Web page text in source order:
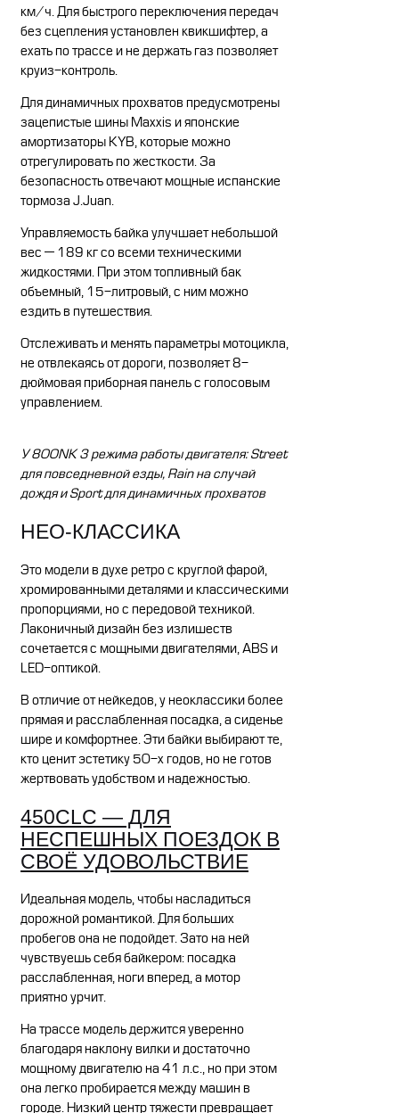
км/ч. Для быстрого переключения передач
без сцепления установлен квикшифтер, а
ехать по трассе и не держать газ позволяет
круиз-контроль.
Для динамичных прохватов предусмотрены
зацепистые шины Maxxis и японские
амортизаторы KYB, которые можно
отрегулировать по жесткости. За
безопасность отвечают мощные испанские
тормоза J.Juan.
Управляемость байка улучшает небольшой
вес — 189 кг со всеми техническими
жидкостями. При этом топливный бак
объемный, 15-литровый, с ним можно
ездить в путешествия.
Отслеживать и менять параметры мотоцикла,
не отвлекаясь от дороги, позволяет 8-
дюймовая приборная панель с голосовым
управлением.
У 800NK 3 режима работы двигателя: Street
для повседневной езды, Rain на случай
дождя и Sport для динамичных прохватов
НЕО-КЛАССИКА
Это модели в духе ретро с круглой фарой,
хромированными деталями и классическими
пропорциями, но с передовой техникой.
Лаконичный дизайн без излишеств
сочетается с мощными двигателями, ABS и
LED-оптикой.
В отличие от нейкедов, у неоклассики более
прямая и расслабленная посадка, а сиденье
шире и комфортнее. Эти байки выбирают те,
кто ценит эстетику 50-х годов, но не готов
жертвовать удобством и надежностью.
450CLC — ДЛЯ
НЕСПЕШНЫХ ПОЕЗДОК В
СВОЁ УДОВОЛЬСТВИЕ
Идеальная модель, чтобы насладиться
дорожной романтикой. Для больших
пробегов она не подойдет. Зато на ней
чувствуешь себя байкером: посадка
расслабленная, ноги вперед, а мотор
приятно урчит.
На трассе модель держится уверенно
благодаря наклону вилки и достаточно
мощному двигателю на 41 л.с., но при этом
она легко пробирается между машин в
городе. Низкий центр тяжести превращает